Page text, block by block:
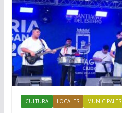
CULTURA LOCALES MUNICIPALES